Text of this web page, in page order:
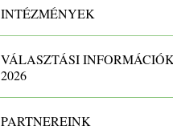
INTÉZMÉNYEK
VÁLASZTÁSI INFORMÁCIÓK
2026
PARTNEREINK